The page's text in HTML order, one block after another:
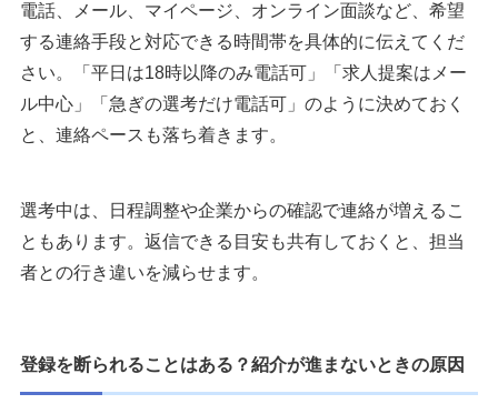
電話、メール、マイページ、オンライン面談など、希望
する連絡手段と対応できる時間帯を具体的に伝えてくだ
さい。「平日は18時以降のみ電話可」「求人提案はメー
ル中心」「急ぎの選考だけ電話可」のように決めておく
と、連絡ペースも落ち着きます。
選考中は、日程調整や企業からの確認で連絡が増えるこ
ともあります。返信できる目安も共有しておくと、担当
者との行き違いを減らせます。
登録を断られることはある？紹介が進まないときの原因